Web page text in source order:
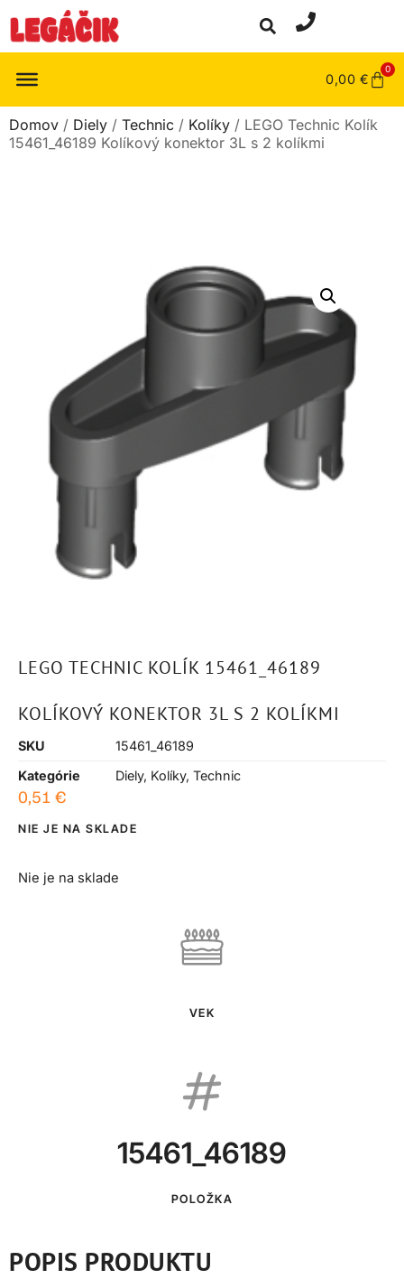
0,00 €
0
Domov / Diely / Technic / Kolíky / LEGO Technic Kolík
15461_46189 Kolíkový konektor 3L s 2 kolíkmi
LEGO TECHNIC KOLÍK 15461_46189
KOLÍKOVÝ KONEKTOR 3L S 2 KOLÍKMI
SKU
15461_46189
Kategórie
Diely, Kolíky, Technic
0,51 €
NIE JE NA SKLADE
Nie je na sklade
VEK
15461_46189
POLOŽKA
POPIS PRODUKTU